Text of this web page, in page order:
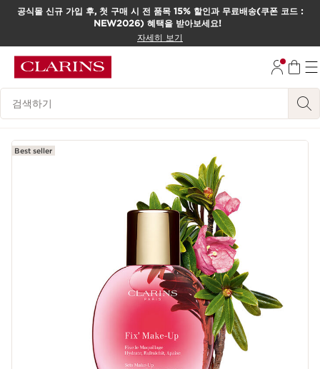
컨텐츠로 이동하기
공식몰 신규 가입 후, 첫 구매 시 전 품목 15% 할인과 무료배송(쿠폰 코드 :
NEW2026) 혜택을 받아보세요!
자세히 보기
범례 검색하기
Best seller